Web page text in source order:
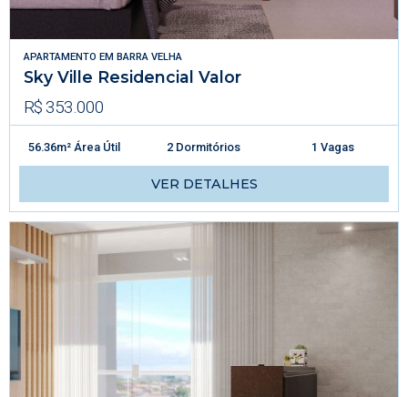
APARTAMENTO EM BARRA VELHA
Sky Ville Residencial Valor
R$ 353.000
56.36m² Área Útil 2 Dormitórios 1 Vagas
VER DETALHES